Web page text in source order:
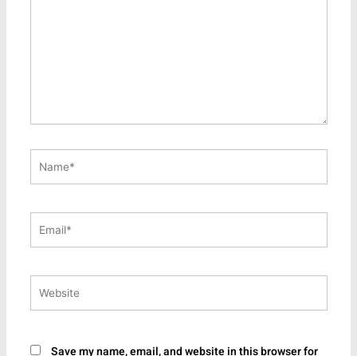
Save my name, email, and website in this browser for